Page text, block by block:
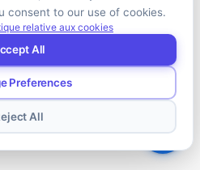
la recommandons.Services
de Melissa Dawn.
personnelle, une
et de Canva.
consent to our use of cookies.
relative aux cookies
All
Preferences
All